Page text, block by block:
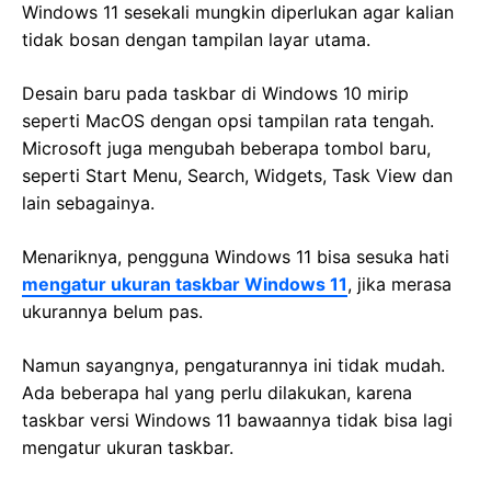
Windows 11 sesekali mungkin diperlukan agar kalian
tidak bosan dengan tampilan layar utama.
Desain baru pada taskbar di Windows 10 mirip
seperti MacOS dengan opsi tampilan rata tengah.
Microsoft juga mengubah beberapa tombol baru,
seperti Start Menu, Search, Widgets, Task View dan
lain sebagainya.
Menariknya, pengguna Windows 11 bisa sesuka hati
mengatur ukuran taskbar Windows 11, jika merasa
ukurannya belum pas.
Namun sayangnya, pengaturannya ini tidak mudah.
Ada beberapa hal yang perlu dilakukan, karena
taskbar versi Windows 11 bawaannya tidak bisa lagi
mengatur ukuran taskbar.